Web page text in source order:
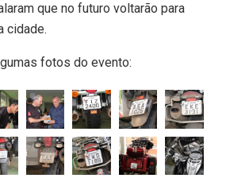
que no futuro voltarão para
cidade.
fotos do evento: